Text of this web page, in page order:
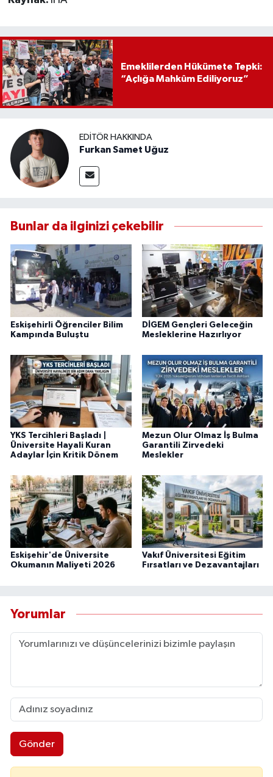
Emeklilerden Hükümete Tepki:
“Açlığa Mahkûm Ediliyoruz”
EDITÖR HAKKINDA
Furkan Samet Uğuz
Bunlar da ilginizi çekebilir
Eskişehirli Öğrenciler Bilim
Kampında Buluştu
DİGEM Gençleri Geleceğin
Mesleklerine Hazırlıyor
YKS Tercihleri Başladı |
Üniversite Hayali Kuran
Adaylar İçin Kritik Dönem
Mezun Olur Olmaz İş Bulma
Garantili Zirvedeki
Meslekler
Eskişehir'de Üniversite
Okumanın Maliyeti 2026
Vakıf Üniversitesi Eğitim
Fırsatları ve Dezavantajları
Yorumlar
Gönder